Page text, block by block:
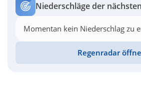
Niederschläge der
Momentan kein Niederschlag zu
Regenradar